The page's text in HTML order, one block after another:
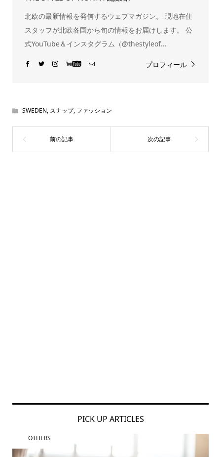
北欧の最新情報を発信するウェブマガジン。 現地在住
スタッフが北欧各国から旬の情報をお届けします。 公
式YouTube＆インスタグラム（@thestyleof...
プロフィール
SWEDEN, スナップ, ファッション
PICK UP ARTICLES
OTHERS